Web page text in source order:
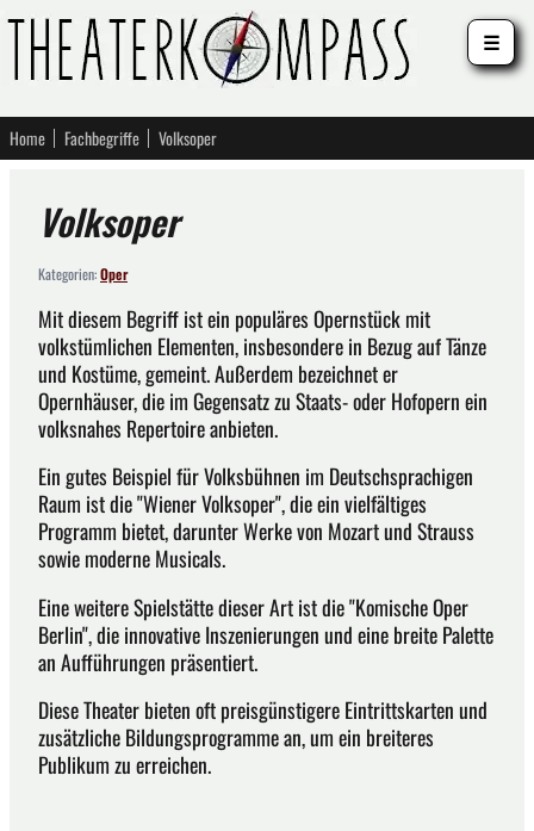
Home Fachbegriffe Volksoper
Volksoper
Kategorien:Oper
Mit diesem Begriff ist ein populäres Opernstück mit
volkstümlichen Elementen, insbesondere in Bezug auf Tänze
und Kostüme, gemeint. Außerdem bezeichnet er
Opernhäuser, die im Gegensatz zu Staats- oder Hofopern ein
volksnahes Repertoire anbieten.
Ein gutes Beispiel für Volksbühnen im Deutschsprachigen
Raum ist die "Wiener Volksoper", die ein vielfältiges
Programm bietet, darunter Werke von Mozart und Strauss
sowie moderne Musicals.
Eine weitere Spielstätte dieser Art ist die "Komische Oper
Berlin", die innovative Inszenierungen und eine breite Palette
an Aufführungen präsentiert.
Diese Theater bieten oft preisgünstigere Eintrittskarten und
zusätzliche Bildungsprogramme an, um ein breiteres
Publikum zu erreichen.
☰